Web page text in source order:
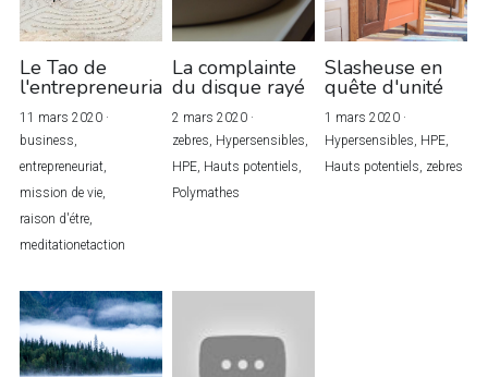
Le Tao de
l'entrepreneuriat
11 mars 2020·
business,
entrepreneuriat,
mission de vie,
raison d'étre,
meditationetaction
La complainte
du disque rayé
2 mars 2020·
zebres, Hypersensibles,
HPE, Hauts potentiels,
Polymathes
Slasheuse en
quête d'unité
1 mars 2020·
Hypersensibles, HPE,
Hauts potentiels, zebres